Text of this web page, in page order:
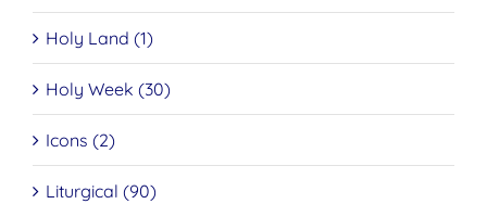
Holy Land (1)
Holy Week (30)
Icons (2)
Liturgical (90)